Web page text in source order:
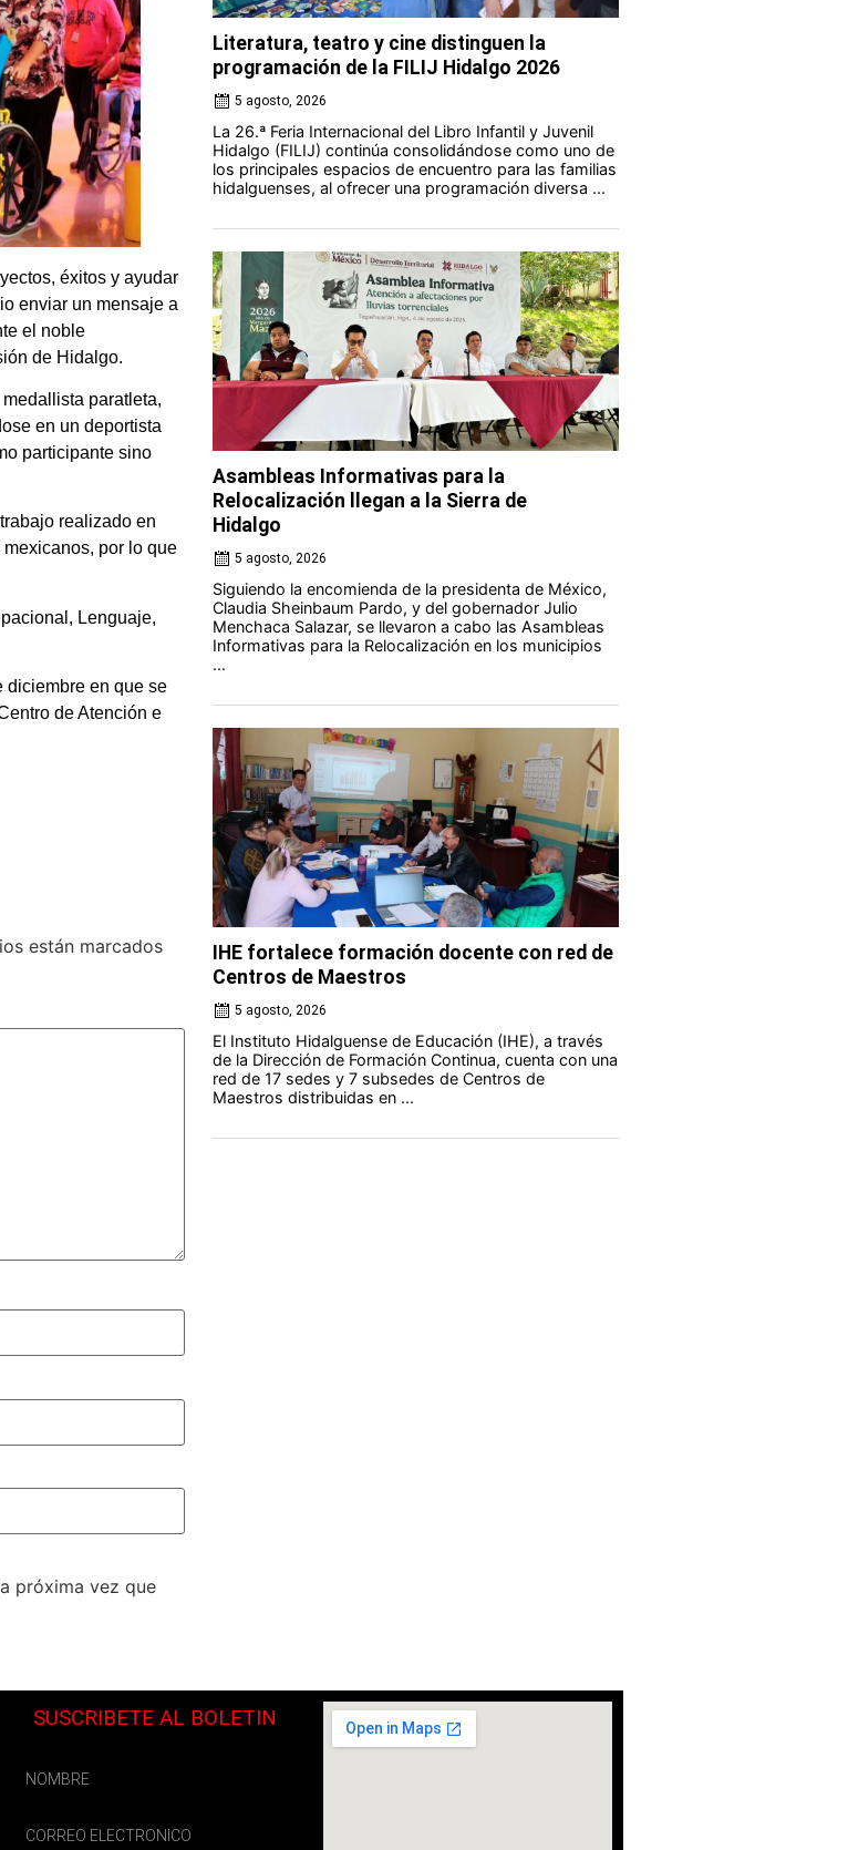
éxitos y ayudar
enviar un mensaje a
el noble
de Hidalgo.
paratleta,
en un deportista
participante sino
realizado en
por lo que
Lenguaje,
diciembre en que se
de Atención e
están marcados
próxima vez que
Literatura, teatro y cine distinguen la
programación de la FILIJ Hidalgo 2026
5 agosto, 2026
La 26.ª Feria Internacional del Libro Infantil y Juvenil
Hidalgo (FILIJ) continúa consolidándose como uno de
los principales espacios de encuentro para las familias
hidalguenses, al ofrecer una programación diversa ...
Asambleas Informativas para la
Relocalización llegan a la Sierra de
Hidalgo
5 agosto, 2026
Siguiendo la encomienda de la presidenta de México,
Claudia Sheinbaum Pardo, y del gobernador Julio
Menchaca Salazar, se llevaron a cabo las Asambleas
Informativas para la Relocalización en los municipios
...
IHE fortalece formación docente con red de
Centros de Maestros
5 agosto, 2026
El Instituto Hidalguense de Educación (IHE), a través
de la Dirección de Formación Continua, cuenta con una
red de 17 sedes y 7 subsedes de Centros de
Maestros distribuidas en ...
SUSCRIBETE AL BOLETIN